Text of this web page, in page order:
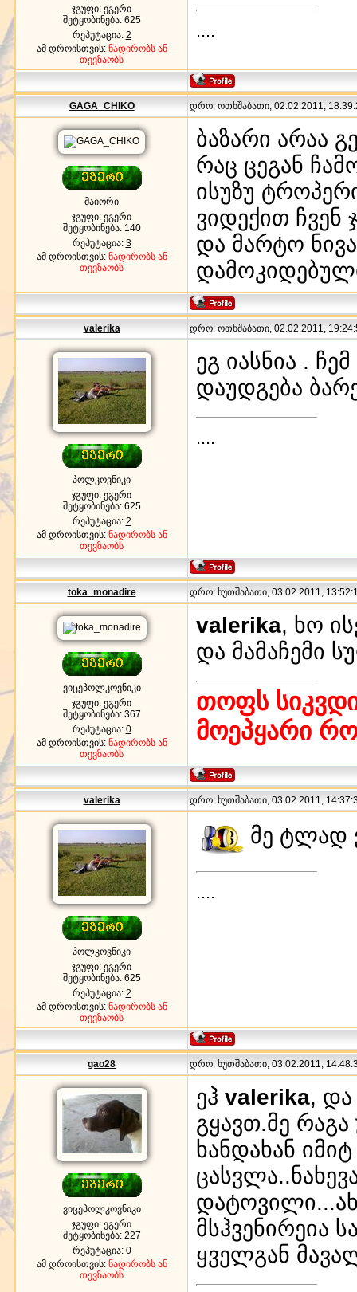
ჯგუფი: ეგერი
შეტყობინება: 625
რეპუტაცია: 2
ამ დროისთვის: ნადირობს ან
თევზაობს
....
GAGA_CHIKO დრო: ოთხშაბათი, 02.02.2011,
მაიორი
ჯგუფი: ეგერი
შეტყობინება: 140
რეპუტაცია: 3
ამ დროისთვის: ნადირობს ან
თევზაობს
ბაზარი არაა
რაც ცეგან
ისუზუ
ვიდექით ჩვენ
და მარტო
valerika დრო: ოთხშაბათი, 02.02.2011,
პოლკოვნიკი
ჯგუფი: ეგერი
შეტყობინება: 625
რეპუტაცია: 2
ამ დროისთვის: ნადირობს ან
თევზაობს
ეგ იასნია .
დაუდგება
....
toka_monadire დრო: ხუთშაბათი, 03.02.2011,
ვიცეპოლკოვნიკი
ჯგუფი: ეგერი
შეტყობინება: 367
რეპუტაცია: 0
ამ დროისთვის: ნადირობს ან
თევზაობს
valerika, ხო
და მამაჩემი
თოფს
მოეპყარი
valerika დრო: ხუთშაბათი, 03.02.2011,
პოლკოვნიკი
ჯგუფი: ეგერი
შეტყობინება: 625
რეპუტაცია: 2
ამ დროისთვის: ნადირობს ან
თევზაობს
მე ტლად
....
gao28 დრო: ხუთშაბათი, 03.02.2011,
ვიცეპოლკოვნიკი
ჯგუფი: ეგერი
შეტყობინება: 227
რეპუტაცია: 0
ამ დროისთვის: ნადირობს ან
თევზაობს
ეჰ valerika,
გყავთ.მე
ხანდახან
მსჰვენირეია
ყველგან